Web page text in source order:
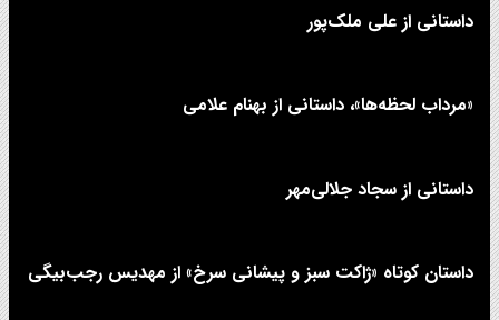
داستانی از علی‌ ملک‌پور
«مرداب لحظه‌ها»، داستانی از بهنام علامی
داستانی از سجاد جلالی‌مهر
داستان کوتاه «ژاکت سبز و پیشانی سرخ» از مهدیس رجب‌بیگی